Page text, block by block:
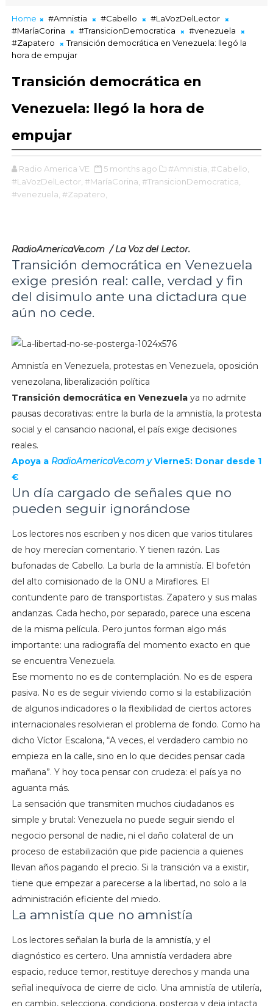
Home #Amnistia #Cabello
#LaVozDelLector
#MaríaCorina
#TransicionDemocratica
#venezuela
#Zapatero
Transición democrática en Venezuela: llegó la
hora de empujar
Transición democrática en
Venezuela: llegó la hora de
empujar
Radio America VE 5 months ago #Amnistia, #Cabello,
#LaVozDelLector, #MaríaCorina, #TransicionDemocratica,
#venezuela, #Zapatero,
RadioAmericaVe.com / La Voz del Lector.
Transición democrática en Venezuela
exige presión real: calle, verdad y fin
del disimulo ante una dictadura que
aún no cede.
Amnistía en Venezuela, protestas en Venezuela, oposición
venezolana, liberalización política
Transición democrática en Venezuelaya no admite
pausas decorativas: entre la burla de la amnistía, la protesta
social y el cansancio nacional, el país exige decisiones
reales.
Apoya a RadioAmericaVe.com yVierne5: Donar desde 1
€
Un día cargado de señales que no
pueden seguir ignorándose
Los lectores nos escriben y nos dicen que varios titulares
de hoy merecían comentario. Y tienen razón. Las
bufonadas de Cabello. La burla de la amnistía. El bofetón
del alto comisionado de la ONU a Miraflores. El
contundente paro de transportistas. Zapatero y sus malas
andanzas. Cada hecho, por separado, parece una escena
de la misma película. Pero juntos forman algo más
importante: una radiografía del momento exacto en que
se encuentra Venezuela.
Ese momento no es de contemplación. No es de espera
pasiva. No es de seguir viviendo como si la estabilización
de algunos indicadores o la flexibilidad de ciertos actores
internacionales resolvieran el problema de fondo. Como ha
dicho Víctor Escalona, “A veces, el verdadero cambio no
empieza en la calle, sino en lo que decides pensar cada
mañana”. Y hoy toca pensar con crudeza: el país ya no
aguanta más.
La sensación que transmiten muchos ciudadanos es
simple y brutal: Venezuela no puede seguir siendo el
negocio personal de nadie, ni el daño colateral de un
proceso de estabilización que pide paciencia a quienes
llevan años pagando el precio. Si la transición va a existir,
tiene que empezar a parecerse a la libertad, no solo a la
administración eficiente del miedo.
La amnistía que no amnistía
Los lectores señalan la burla de la amnistía, y el
diagnóstico es certero. Una amnistía verdadera abre
espacio, reduce temor, restituye derechos y manda una
señal inequívoca de cierre de ciclo. Una amnistía de utilería,
en cambio, selecciona, condiciona, posterga y deja intacta